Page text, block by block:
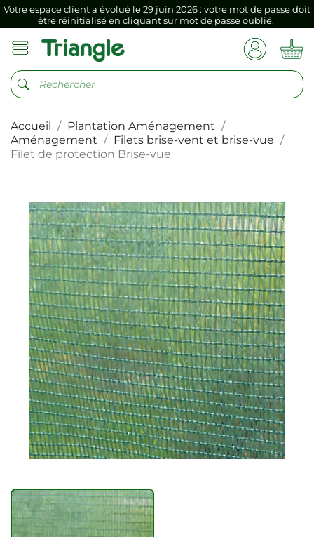
être réinitialisé en cliquant sur mot de passe oublié.
Si vous aviez mémorisé votre précédent mot de passe dans votre
navigateur internet, il doit être réenregistré à la première connexion
vers votre nouvel espace client.
Votre espace client a évolué le 29 juin 2026 : votre mot de passe doit
être réinitialisé en cliquant sur mot de passe oublié.
Si vous aviez mémorisé votre précédent mot de passe dans votre
navigateur internet, il doit être réenregistré à la première connexion
vers votre nouvel espace client.
Accueil
Plantation Aménagement
Aménagement
Filets brise-vent et brise-vue
Filet de protection Brise-vue